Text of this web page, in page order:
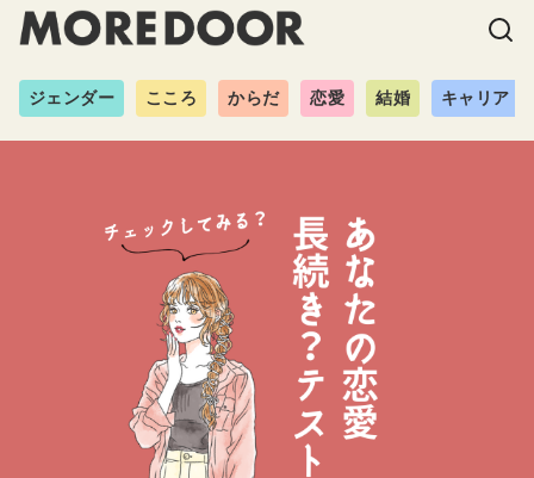
ジェンダー こころ からだ 恋愛 結婚 キャリア